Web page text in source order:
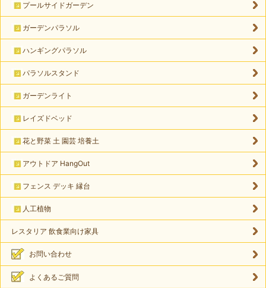
プールサイドガーデン
ガーデンパラソル
ハンギングパラソル
パラソルスタンド
ガーデンライト
レイズドベッド
花と野菜 土 園芸 培養土
アウトドア HangOut
フェンス デッキ 縁台
人工植物
レスタリア 飲食業向け家具
お問い合わせ
よくあるご質問